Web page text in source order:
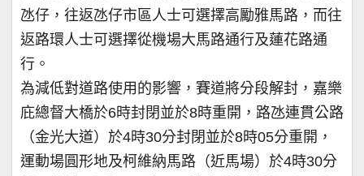
氹仔，往返氹仔市區人士可選擇高勵雅馬路，而往
返路環人士可選擇從機場大馬路通行及蓮花路通
行。
為減低對道路使用的影響，賽道將分段解封，嘉樂
庇總督大橋於6時封閉並於8時重開，路氹連貫公路
（金光大道）於4時30分封閉並於8時05分重開，
運動場圓形地及柯維納馬路（近馬場）於4時30分